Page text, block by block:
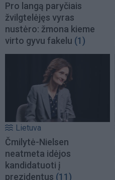
Pro langą paryčiais
žvilgtelėjęs vyras
nustėro: žmona kieme
virto gyvu fakelu (1)
Lietuva
Čmilytė-Nielsen
neatmeta idėjos
kandidatuoti į
prezidentus (11)